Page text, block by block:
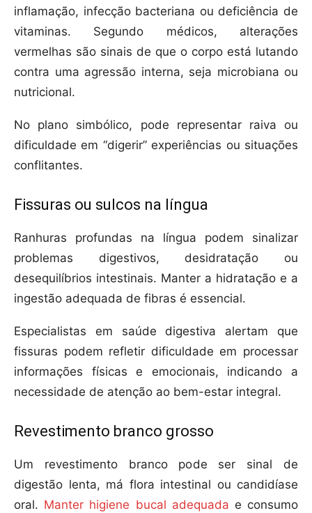
inflamação, infecção bacteriana ou deficiência de
vitaminas. Segundo médicos, alterações
vermelhas são sinais de que o corpo está lutando
contra uma agressão interna, seja microbiana ou
nutricional.
No plano simbólico, pode representar raiva ou
dificuldade em “digerir” experiências ou situações
conflitantes.
Fissuras ou sulcos na língua
Ranhuras profundas na língua podem sinalizar
problemas digestivos, desidratação ou
desequilíbrios intestinais. Manter a hidratação e a
ingestão adequada de fibras é essencial.
Especialistas em saúde digestiva alertam que
fissuras podem refletir dificuldade em processar
informações físicas e emocionais, indicando a
necessidade de atenção ao bem-estar integral.
Revestimento branco grosso
Um revestimento branco pode ser sinal de
digestão lenta, má flora intestinal ou candidíase
oral. Manter higiene bucal adequada e consumo